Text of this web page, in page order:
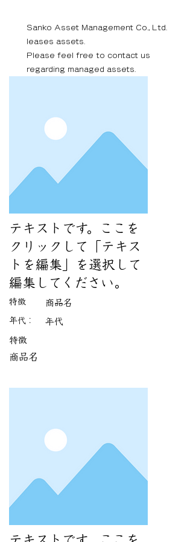
Sanko Asset Management Co., Ltd.
leases assets.
Please feel free to contact us
regarding managed assets.
テキストです。ここを
クリックして「テキス
トを編集」を選択して
編集してください。
特徴 商品名
年代： ​年代
特徴
商品名